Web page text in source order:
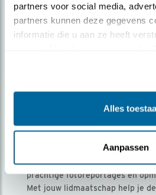
partners voor social media,
partners kunnen deze gegevens
informatie die u aan ze heeft
Alles
Aanpassen
Ontvang 5 x Vogels voor
Vogels is het tijdschrift voor
prachtige fotoreportages en
Met jouw lidmaatschap help je